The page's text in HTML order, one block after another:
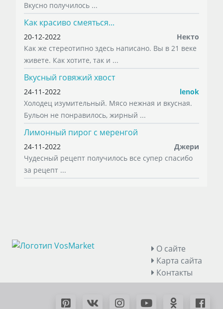
Вкусно получилось ...
Как красиво смеяться...
20-12-2022
Некто
Как же стереотипно здесь написано. Вы в 21 веке
живете. Как хотите, так и ...
Вкусный говяжий хвост
24-11-2022
lenok
Холодец изумительный. Мясо нежная и вкусная.
Бульон не понравилось, жирный ...
Лимонный пирог с меренгой
24-11-2022
Джери
Чудесный рецепт получилось все супер спасибо
за рецепт ...
О сайте
Карта сайта
Контакты